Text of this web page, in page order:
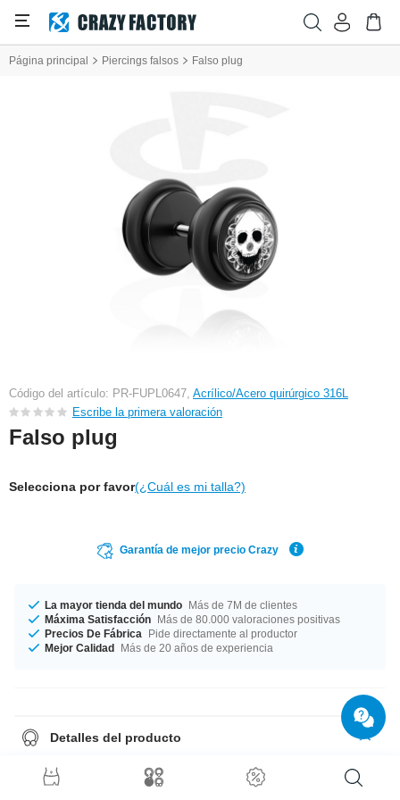
Página principal Piercings falsos Falso plug
Código del artículo: PR-FUPL0647, Acrílico/Acero quirúrgico 316L
Escribe la primera valoración
Falso plug
Selecciona por favor(¿Cuál es mi talla?)
Garantía de mejor precio Crazy
La mayor tienda del mundo Más de 7M de clientes
Máxima Satisfacción Más de 80.000 valoraciones positivas
Precios De Fábrica
Pide directamente al productor
Mejor Calidad Más de 20 años de experiencia
Detalles del producto
diámetro de 8 mm y 10 mm. ¡Haz una buena acción y rescata este
producto clásico pero con estilo de nuestra fabrica!